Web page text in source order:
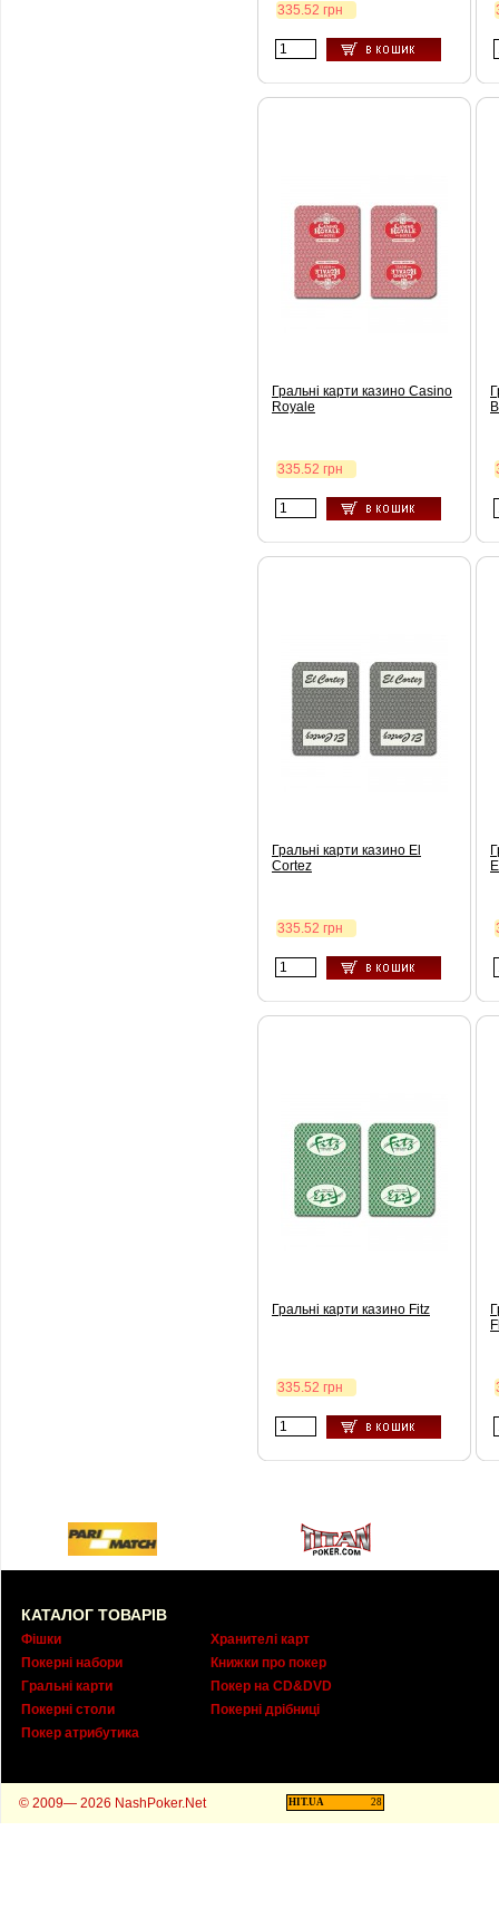
335.52 грн
Гральні карти казино Casino
Royale
335.52 грн
Гральні карти казино El
Cortez
335.52 грн
Гральні карти казино Fitz
335.52 грн
КАТАЛОГ ТОВАРІВ
Фішки
Покерні набори
Гральні карти
Покерні столи
Покер атрибутика
Хранителі карт
Книжки про покер
Покер на CD&DVD
Покерні дрібниці
© 2009— 2026 NashPoker.Net HIT.UA 28